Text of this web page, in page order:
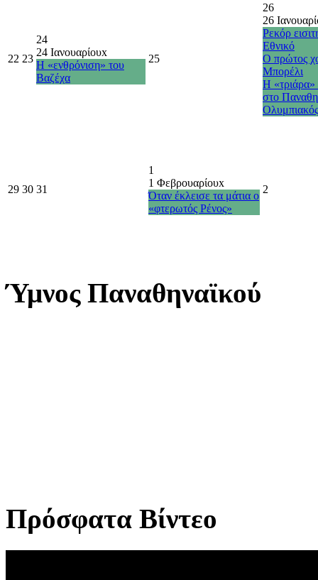
22 23
24
24 Ιανουαρίουx
Η «ενθρόνιση» του
Βαζέχα
25
26
26
Ρεκόρ
Εθνικό
Ο πρώτος
Μπορέλι
Η «τριάρα»
στο
Ολυμπιακός
29 30 31
1
1 Φεβρουαρίουx
Όταν έκλεισε τα μάτια ο
«φτερωτός Ρένος»
2
Ύμνος Παναθηναϊκού
Πρόσφατα Βίντεο